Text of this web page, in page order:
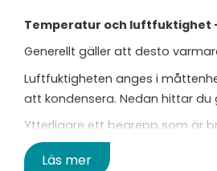
Temperatur och luftfuktighet
Generellt gäller att desto
Luftfuktigheten anges i
att kondensera. Nedan hittar
Ytterligare ett begrepp som är
kommer att kondensera, dvs
Läs mer